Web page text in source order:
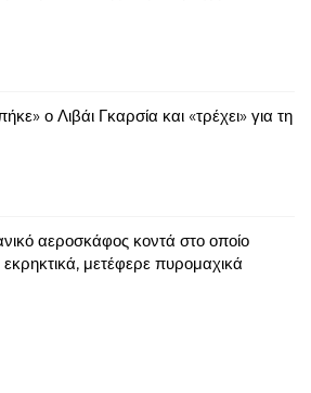
ο Λιβάι Γκαρσία και «τρέχει» για τη
αεροσκάφος κοντά στο οποίο
μετέφερε πυρομαχικά